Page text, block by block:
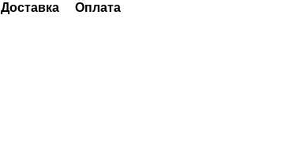
Доставка
Оплата